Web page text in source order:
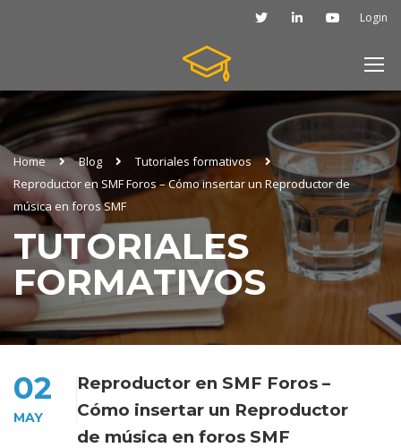
Login
Home Blog
Tutoriales formativos
Reproductor en SMF Foros – Cómo insertar un Reproductor de
música en foros SMF
TUTORIALES
FORMATIVOS
02
MAY
Reproductor en SMF Foros –
Cómo insertar un Reproductor
de música en foros SMF